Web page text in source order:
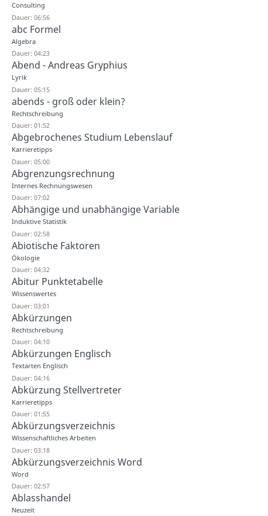
Consulting
Dauer: 06:56
abc Formel
Algebra
Dauer: 04:23
Abend - Andreas Gryphius
Lyrik
Dauer: 05:15
abends - groß oder klein?
Rechtschreibung
Dauer: 01:52
Abgebrochenes Studium Lebenslauf
Karrieretipps
Dauer: 05:00
Abgrenzungsrechnung
Internes Rechnungswesen
Dauer: 07:02
Abhängige und unabhängige Variable
Induktive Statistik
Dauer: 02:58
Abiotische Faktoren
Ökologie
Dauer: 04:32
Abitur Punktetabelle
Wissenswertes
Dauer: 03:01
Abkürzungen
Rechtschreibung
Dauer: 04:10
Abkürzungen Englisch
Textarten Englisch
Dauer: 04:16
Abkürzung Stellvertreter
Karrieretipps
Dauer: 01:55
Abkürzungsverzeichnis
Wissenschaftliches Arbeiten
Dauer: 03:18
Abkürzungsverzeichnis Word
Word
Dauer: 02:57
Ablasshandel
Neuzeit